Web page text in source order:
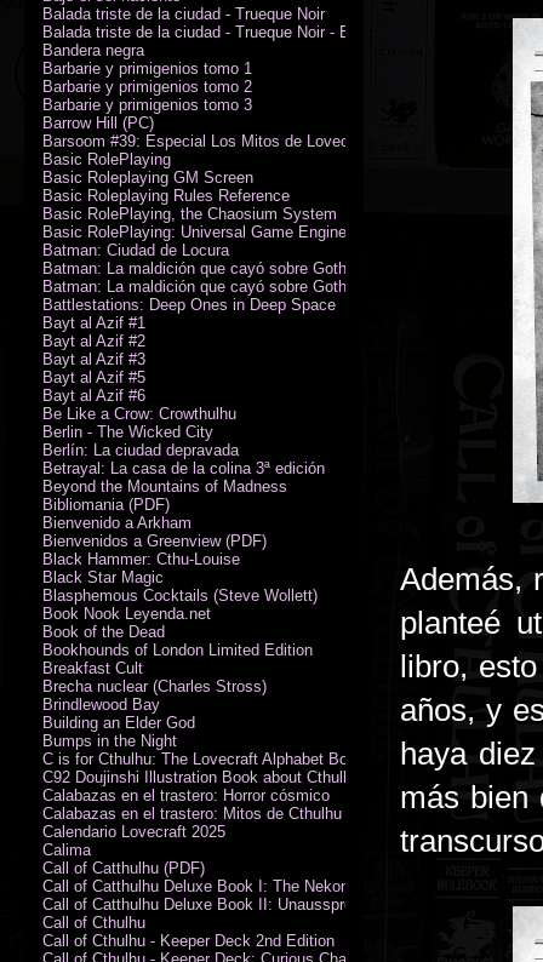
Además,
planteé
libro,
años, y
haya
más bien
Balada triste de la ciudad - Trueque Noir
Balada triste de la ciudad - Trueque Noir - Edición de coleccionista
Bandera negra
Barbarie y primigenios tomo 1
Barbarie y primigenios tomo 2
Barbarie y primigenios tomo 3
Barrow Hill (PC)
Barsoom #39: Especial Los Mitos de Lovecraft
Basic RolePlaying
Basic Roleplaying GM Screen
Basic Roleplaying Rules Reference
Basic RolePlaying, the Chaosium System
Basic RolePlaying: Universal Game Engine (PDF)
Batman: Ciudad de Locura
Batman: La maldición que cayó sobre Gotham
Batman: La maldición que cayó sobre Gotham
Battlestations: Deep Ones in Deep Space
Bayt al Azif #1
Bayt al Azif #2
Bayt al Azif #3
Bayt al Azif #5
Bayt al Azif #6
Be Like a Crow: Crowthulhu
Berlin - The Wicked City
Berlín: La ciudad depravada
Betrayal: La casa de la colina 3ª edición
Beyond the Mountains of Madness
Bibliomania (PDF)
Bienvenido a Arkham
Bienvenidos a Greenview (PDF)
Black Hammer: Cthu-Louise
Black Star Magic
Blasphemous Cocktails (Steve Wollett)
Book Nook Leyenda.net
Book of the Dead
Bookhounds of London Limited Edition
Breakfast Cult
Brecha nuclear (Charles Stross)
Brindlewood Bay
Building an Elder God
Bumps in the Night
C is for Cthulhu: The Lovecraft Alphabet Board Book
C92 Doujinshi Illustration Book about Cthulhu Mythos
Calabazas en el trastero: Horror cósmico
Calabazas en el trastero: Mitos de Cthulhu
Calendario Lovecraft 2025
Calima
Call of Catthulhu (PDF)
Call of Catthulhu Deluxe Book I: The Nekonomikon
Call of Catthulhu Deluxe Book II: Unaussprechlichen Katzen
Call of Cthulhu
Call of Cthulhu - Keeper Deck 2nd Edition